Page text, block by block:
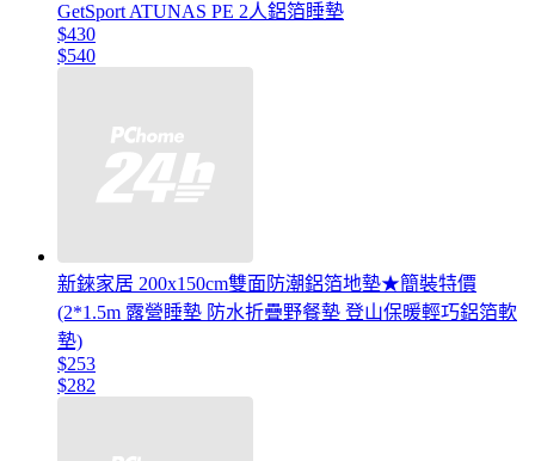
GetSport ATUNAS PE 2人鋁箔睡墊
$430
$540
新錸家居 200x150cm雙面防潮鋁箔地墊★簡裝特價
(2*1.5m 露營睡墊 防水折疊野餐墊 登山保暖輕巧鋁箔軟
墊)
$253
$282